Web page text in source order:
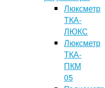
Люксметр
ТКА-
ЛЮКС
Люксметр
ТКА-
ПКМ
05